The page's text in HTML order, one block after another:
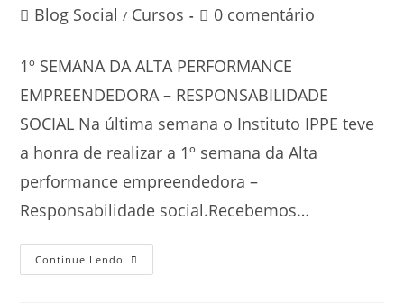
Blog Social / Cursos 0 comentário
1º SEMANA DA ALTA PERFORMANCE
EMPREENDEDORA – RESPONSABILIDADE
SOCIAL Na última semana o Instituto IPPE teve
a honra de realizar a 1º semana da Alta
performance empreendedora –
Responsabilidade social.Recebemos…
Continue Lendo